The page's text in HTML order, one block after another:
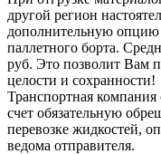
другой регион
дополнительную опцию
паллетного борта.
руб. Это позволит Вам
целости и сохранности!
Транспортная компания
счет обязательную
перевозке жидкостей,
ведома отправителя.